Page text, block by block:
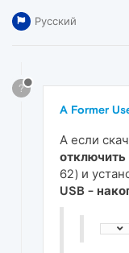
Русский
?
A Former
А если
отключить
62) и
USB -